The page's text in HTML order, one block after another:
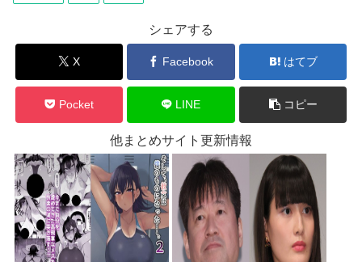
シェアする
X Facebook はてブ
Pocket LINE コピー
他まとめサイト更新情報